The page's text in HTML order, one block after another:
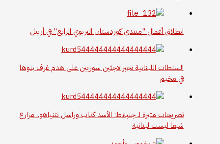
انطلاق أعمال "منتدى كوردستان التربوي الرابع" في أربيل
السلطات اللبنانية تجبر لاجئين سوريين على هدم غرف بنوها
في مخيم
تصريحات مثيرة لـ جنبلاط: الأسد كذاب وراسل نتنياهو.. مزارع
شبعا ليست لبنانية